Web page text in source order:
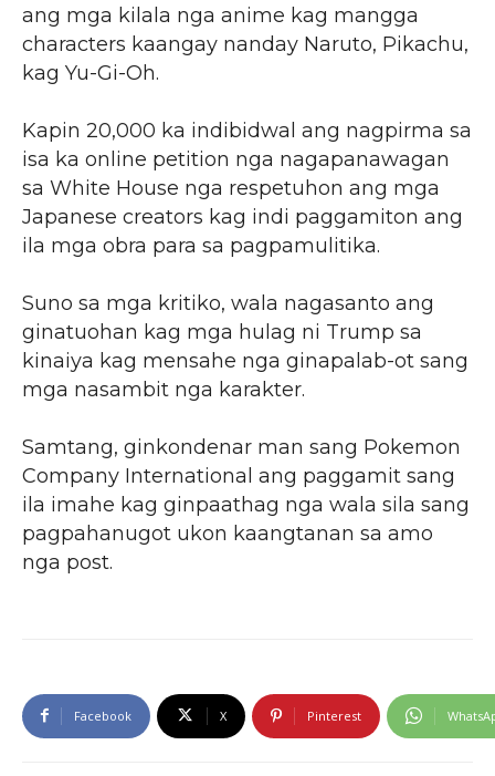
ang mga kilala nga anime kag mangga
characters kaangay nanday Naruto, Pikachu,
kag Yu-Gi-Oh.
Kapin 20,000 ka indibidwal ang nagpirma sa
isa ka online petition nga nagapanawagan
sa White House nga respetuhon ang mga
Japanese creators kag indi paggamiton ang
ila mga obra para sa pagpamulitika.
Suno sa mga kritiko, wala nagasanto ang
ginatuohan kag mga hulag ni Trump sa
kinaiya kag mensahe nga ginapalab-ot sang
mga nasambit nga karakter.
Samtang, ginkondenar man sang Pokemon
Company International ang paggamit sang
ila imahe kag ginpaathag nga wala sila sang
pagpahanugot ukon kaangtanan sa amo
nga post.
Facebook X Pinterest